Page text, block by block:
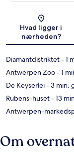
Hvad ligger i
nærheden?
Diamantdistriktet- 1
Antwerpen Zoo- 1
De Keyserlei- 3 min.
Rubens-huset- 13
Antwerpen-
Om